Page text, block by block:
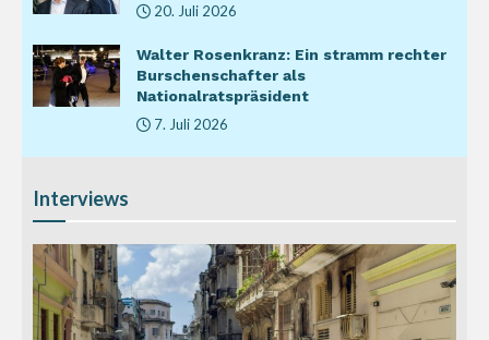
20. Juli 2026
Walter Rosenkranz: Ein stramm rechter
Burschenschafter als
Nationalratspräsident
7. Juli 2026
Interviews